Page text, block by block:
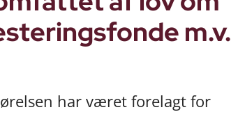
m.v.
har været forelagt for